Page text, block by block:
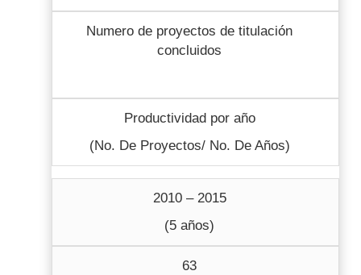
Numero de proyectos de titulación
concluidos
Productividad por año
(No. De Proyectos/ No. De Años)
2010 – 2015
(5 años)
63